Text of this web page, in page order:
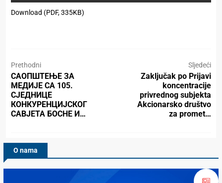
Download (PDF, 335KB)
Prethodni
САОПШТЕЊЕ ЗА
МЕДИЈЕ СА 105.
СЈЕДНИЦЕ
КОНКУРЕНЦИЈСКОГ
САВЈЕТА БОСНЕ И…
Sljedeći
Zaključak po Prijavi
koncentracije
privrednog subjekta
Akcionarsko društvo
za promet…
O nama